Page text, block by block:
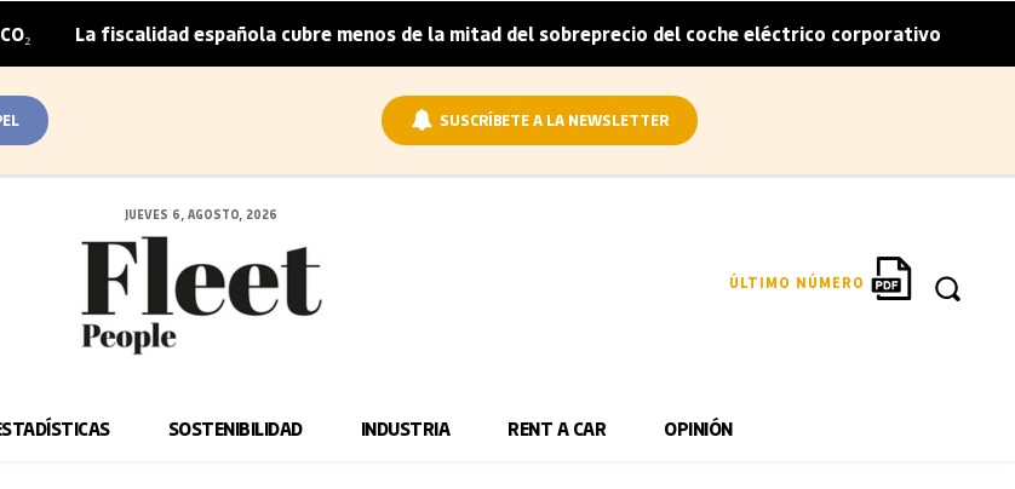
fiscalidad española cubre menos de la mitad del sobreprecio del coche eléctrico corporativo | Arval
SUSCRÍBETE A LA NEWSLETTER
JUEVES 6, AGOSTO, 2026
ÚLTIMO NÚMERO
SOSTENIBILIDAD INDUSTRIA RENT A CAR OPINIÓN